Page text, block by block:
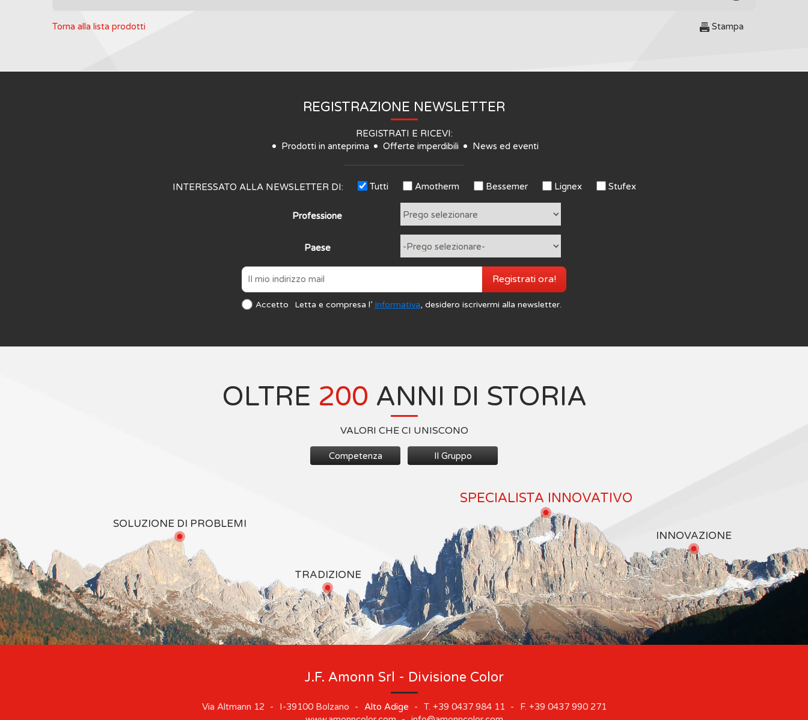
Torna alla lista prodotti Stampa
REGISTRAZIONE NEWSLETTER
REGISTRATI E RICEVI:
Prodotti in anteprima
Offerte imperdibili News ed eventi
INTERESSATO ALLA NEWSLETTER DI: Tutti Amotherm Bessemer Lignex Stufex
Professione
Paese
Accetto Letta e compresa l’ Informativa, desidero iscrivermi alla newsletter.
Registrati ora!
OLTRE 200 ANNI DI STORIA
VALORI CHE CI UNISCONO
Competenza Il Gruppo
SOLUZIONE DI PROBLEMI
TRADIZIONE
SPECIALISTA INNOVATIVO
INNOVAZIONE
J.F. Amonn Srl - Divisione Color
Via Altmann 12 - I-39100 Bolzano - Alto Adige - T. +39 0437 984 11 - F. +39 0437 990 271